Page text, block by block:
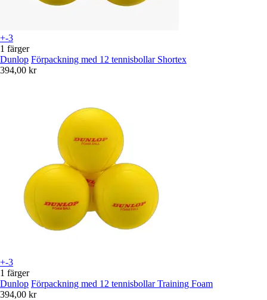
+-3
1 färger
Dunlop Förpackning med 12 tennisbollar Shortex
394,00 kr
+-3
1 färger
Dunlop Förpackning med 12 tennisbollar Training Foam
394,00 kr